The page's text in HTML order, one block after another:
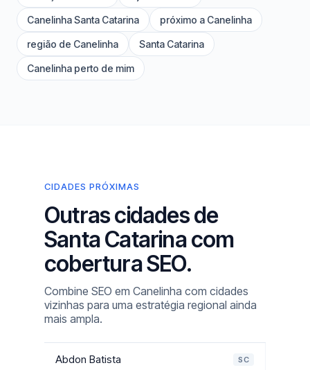
Canelinha Santa Catarina próximo a Canelinha
região de Canelinha Santa Catarina
Canelinha perto de mim
CIDADES PRÓXIMAS
Outras cidades de
Santa Catarina com
cobertura SEO.
Combine SEO em Canelinha com cidades
vizinhas para uma estratégia regional ainda
mais ampla.
Abdon Batista SC